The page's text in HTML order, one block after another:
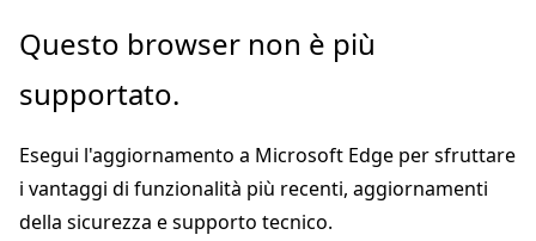
Ignora
passa
contenuto
principale
Questo browser non è più
supportato.
Esegui l'aggiornamento a Microsoft Edge per sfruttare
i vantaggi di funzionalità più recenti, aggiornamenti
della sicurezza e supporto tecnico.